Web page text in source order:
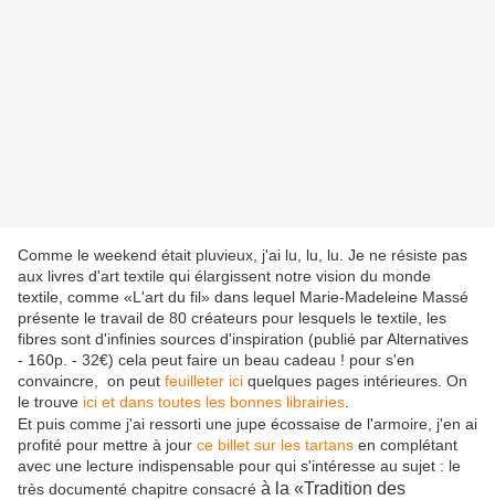
Comme le weekend était pluvieux, j'ai lu, lu, lu. Je ne résiste pas
aux livres d'art textile qui élargissent notre vision du monde
textile, comme «L'art du fil» dans lequel Marie-Madeleine Massé
présente le travail de 80 créateurs pour lesquels le textile, les
fibres sont d'infinies sources d'inspiration (publié par Alternatives
- 160p. - 32€) cela peut faire un beau cadeau ! pour s'en
convaincre, on peut feuilleter ici quelques pages intérieures. On
le trouve ici et dans toutes les bonnes librairies
Et puis comme j'ai ressorti une jupe écossaise de l'armoire, j'en ai
profité pour mettre à jour ce billet sur les tartans en complétant
avec une lecture indispensable pour qui s'intéresse au sujet : le
très documenté chapitre consacré à la «Tradition des